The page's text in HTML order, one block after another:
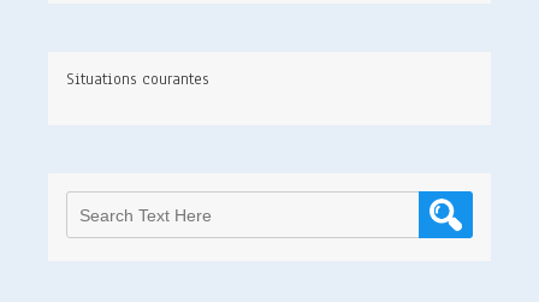
Situations courantes